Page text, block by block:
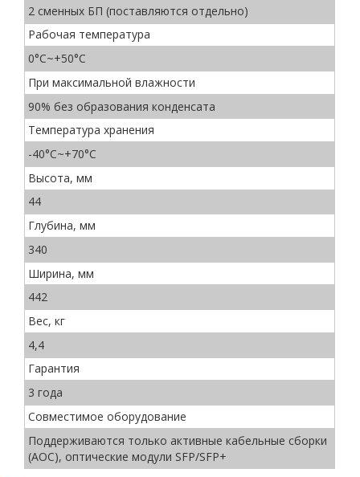
2 сменных БП (поставляются отдельно)
Рабочая температура
0°C~+50°C
При максимальной влажности
90% без образования конденсата
Температура хранения
-40°C~+70°C
Высота, мм
44
Глубина, мм
340
Ширина, мм
442
Вес, кг
4,4
Гарантия
3 года
Совместимое оборудование
Поддерживаются только активные кабельные сборки
(AOC), оптические модули SFP/SFP+